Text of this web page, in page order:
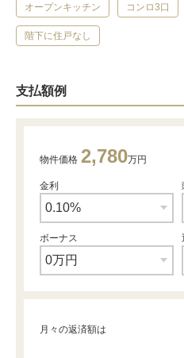
オープンキッチン コンロ3口
階下に住戸なし
支払額例
物件価格 2,780万円
金利
ボーナス
月々の返済額は